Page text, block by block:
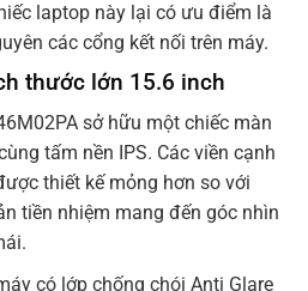
laptop này lại có ưu điểm là
các cổng kết nối trên máy.
thước lớn 15.6 inch
sở hữu một chiếc màn
tấm nền IPS. Các viền cạnh
thiết kế mỏng hơn so với
tiền nhiệm mang đến góc nhìn
có lớp chống chói Anti Glare